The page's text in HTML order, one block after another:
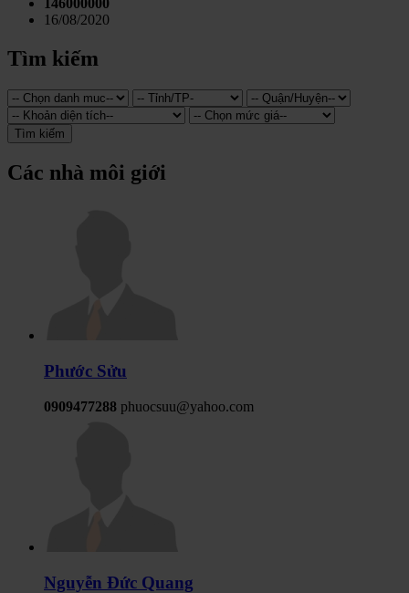
16/08/2020
Tìm kiếm
Tìm kiếm
Các nhà môi giới
Phước Sửu
0909477288 phuocsuu@yahoo.com
Nguyễn Đức Quang